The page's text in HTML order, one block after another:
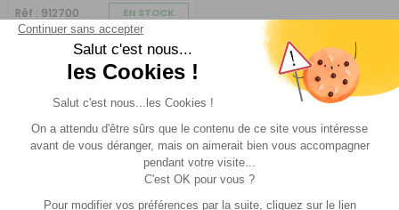
Réf : 912700 EN STOCK
(1)
57 €